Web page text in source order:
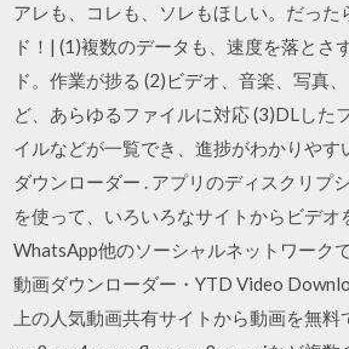
アレも、コレも、ソレもほしい。だった
ド！| (1)複数のデータも、速度を落とさ
ド。作業が捗る (2)ビデオ、音楽、写真
ど、あらゆるファイルに対応 (3)DLした
イルなどが一覧でき、進捗がわかりやす
ダウンローダー . アプリのディスクリプ
を使って、いろいろなサイトからビデオ
WhatsApp他のソーシャルネットワーク
動画ダウンローダー・YTD Video
上の人気動画共有サイトから動画を無料